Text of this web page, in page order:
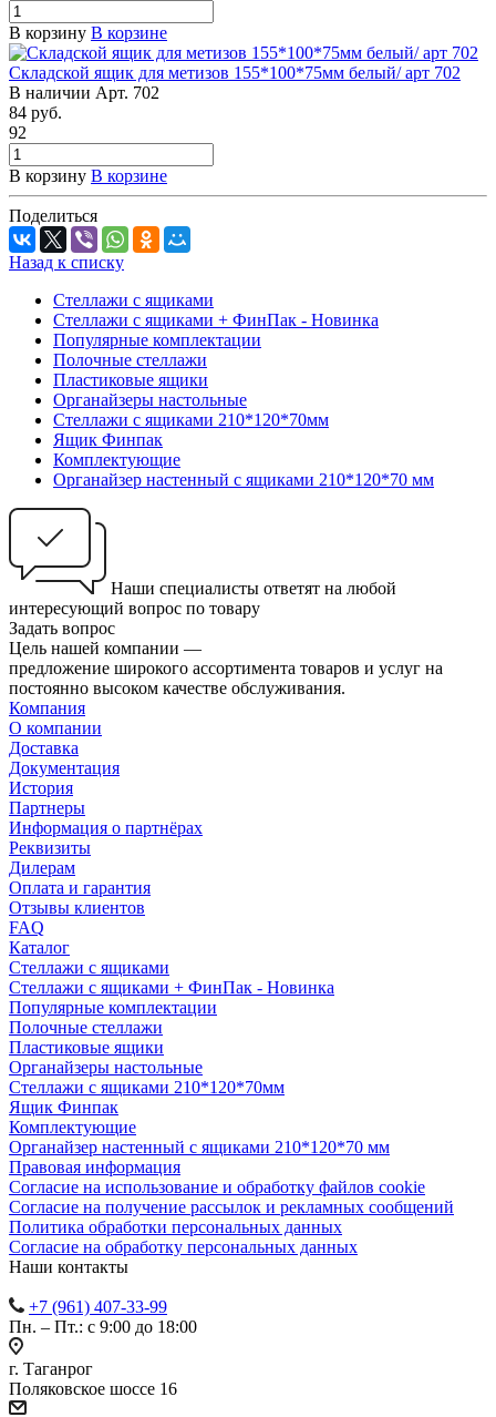
В корзину В корзине
Складской ящик для метизов 155*100*75мм белый/ арт 702
В наличии Арт. 702
84 руб.
92
В корзину В корзине
Поделиться
Назад к списку
Стеллажи с ящиками
Стеллажи с ящиками + ФинПак - Новинка
Популярные комплектации
Полочные стеллажи
Пластиковые ящики
Органайзеры настольные
Стеллажи с ящиками 210*120*70мм
Ящик Финпак
Комплектующие
Органайзер настенный с ящиками 210*120*70 мм
Наши специалисты ответят на любой
интересующий вопрос по товару
Задать вопрос
Цель нашей компании —
предложение широкого ассортимента товаров и услуг на
постоянно высоком качестве обслуживания.
Компания
О компании
Доставка
Документация
История
Партнеры
Информация о партнёрах
Реквизиты
Дилерам
Оплата и гарантия
Отзывы клиентов
FAQ
Каталог
Стеллажи с ящиками
Стеллажи с ящиками + ФинПак - Новинка
Популярные комплектации
Полочные стеллажи
Пластиковые ящики
Органайзеры настольные
Стеллажи с ящиками 210*120*70мм
Ящик Финпак
Комплектующие
Органайзер настенный с ящиками 210*120*70 мм
Правовая информация
Согласие на использование и обработку файлов cookie
Согласие на получение рассылок и рекламных сообщений
Политика обработки персональных данных
Согласие на обработку персональных данных
Наши контакты
+7 (961) 407-33-99
Пн. – Пт.: с 9:00 до 18:00
г. Таганрог
Поляковское шоссе 16